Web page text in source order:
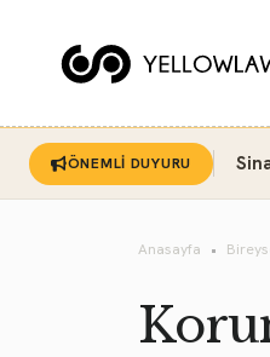
ÖNEMLİ DUYURU
Anasayfa